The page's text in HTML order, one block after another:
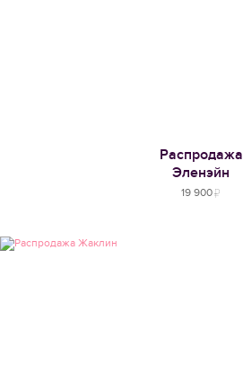
Распродажа
Эленэйн
19 900